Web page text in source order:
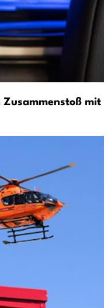
mit